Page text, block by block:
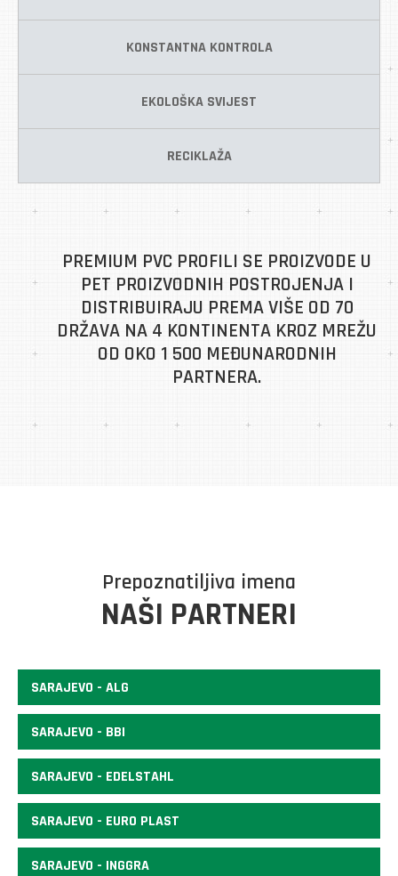
KONSTANTNA KONTROLA
EKOLOŠKA SVIJEST
RECIKLAŽA
PREMIUM PVC PROFILI SE PROIZVODE U
PET PROIZVODNIH POSTROJENJA I
DISTRIBUIRAJU PREMA VIŠE OD 70
DRŽAVA NA 4 KONTINENTA KROZ MREŽU
OD OKO 1 500 MEĐUNARODNIH
PARTNERA.
Prepoznatiljiva imena
NAŠI PARTNERI
SARAJEVO - ALG
SARAJEVO - BBI
SARAJEVO - EDELSTAHL
SARAJEVO - EURO PLAST
SARAJEVO - INGGRA